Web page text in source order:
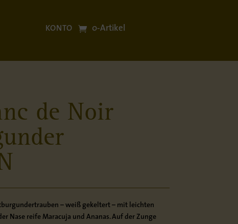
KONTO 0-Artikel
de Noir
– weiß gekeltert – mit leichten
Nase reife Maracuja und Ananas. Auf der Zunge